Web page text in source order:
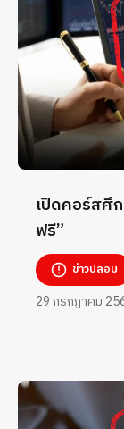
เปิดคอร์สศึ
ฟรี”
ข่าวปลอม
29 กรกฎาคม